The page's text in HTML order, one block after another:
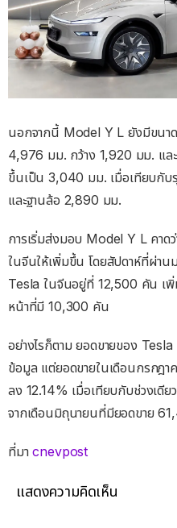
นอกจากนี้ Model Y L ยังมีขนา
4,976 มม. กว้าง 1,920 มม. แล
ขึ้นเป็น 3,040 มม. เมื่อเทียบกั
และฐานล้อ 2,890 มม.
การเริ่มส่งมอบ Model Y L คาด
ในจีนให้เพิ่มขึ้น โดยสัปดาห์ที่ผ่าน
Tesla ในจีนอยู่ที่ 12,500 คัน เ
หน้าที่มี 10,300 คัน
อย่างไรก็ตาม ยอดขายของ
ข้อมูล แต่ยอดขายในเดือนกรกฎ
ลง 12.14% เมื่อเทียบกับช่วงเดี
จากเดือนมิถุนายนที่มียอดขาย
ที่มาcnevpost
แสดงความคิดเห็น